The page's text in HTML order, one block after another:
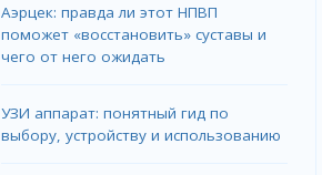
Аэрцек: правда ли этот НПВП
поможет «восстановить» суставы и
чего от него ожидать
УЗИ аппарат: понятный гид по
выбору, устройству и использованию